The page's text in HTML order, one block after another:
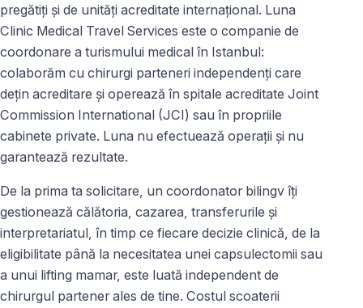
pregătiți și de unități acreditate internațional. Luna
Clinic Medical Travel Services este o companie de
coordonare a turismului medical în Istanbul:
colaborăm cu chirurgi parteneri independenți care
dețin acreditare și operează în spitale acreditate Joint
Commission International (JCI) sau în propriile
cabinete private. Luna nu efectuează operații și nu
garantează rezultate.
De la prima ta solicitare, un coordonator bilingv îți
gestionează călătoria, cazarea, transferurile și
interpretariatul, în timp ce fiecare decizie clinică, de la
eligibilitate până la necesitatea unei capsulectomii sau
a unui lifting mamar, este luată independent de
chirurgul partener ales de tine. Costul scoaterii